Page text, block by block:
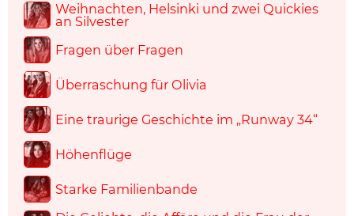
Weihnachten, Helsinki und zwei Quickies
an Silvester
Fragen über Fragen
Überraschung für Olivia
Eine traurige Geschichte im „Runway 34“
Höhenflüge
Starke Familienbande